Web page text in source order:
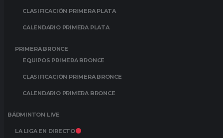
CLASIFICACIÓN PRIMERA PLATA
CALENDARIO PRIMERA PLATA
PRIMERA BRONCE
EQUIPOS PRIMERA BRONCE
CLASIFICACIÓN PRIMERA BRONCE
CALENDARIO PRIMERA BRONCE
BÁDMINTON LIVE
LA LIGA EN DIRECTO